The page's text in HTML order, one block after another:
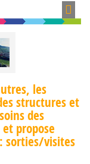
les
structures et
des
propose
sorties/visites